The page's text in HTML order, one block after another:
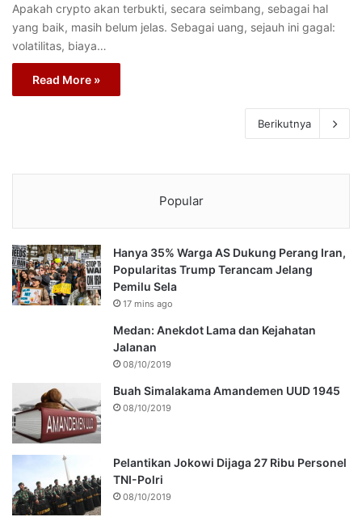
Apakah crypto akan terbukti, secara seimbang, sebagai hal
yang baik, masih belum jelas. Sebagai uang, sejauh ini gagal:
volatilitas, biaya…
Read More »
Berikutnya
Popular
Hanya 35% Warga AS Dukung Perang Iran,
Popularitas Trump Terancam Jelang
Pemilu Sela
17 mins ago
Medan: Anekdot Lama dan Kejahatan
Jalanan
08/10/2019
Buah Simalakama Amandemen UUD 1945
08/10/2019
Pelantikan Jokowi Dijaga 27 Ribu Personel
TNI-Polri
08/10/2019